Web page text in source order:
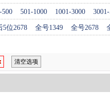
500 501-1000 1001-3000
5位2678 全号1349 全号2678
清空选项